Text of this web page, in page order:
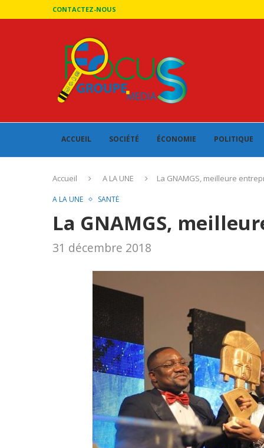
CONTACTEZ-NOUS
ACCUEIL SOCIÉTÉ ÉCONOMIE POLITIQUE
Accueil A LA UNE La GNAMGS, meilleure
A LA UNE SANTÉ
La GNAMGS,
31 décembre 2018